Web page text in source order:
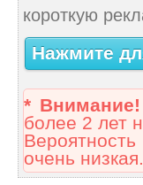
короткую
Нажмите
* Внимание!
более 2 лет
очень низкая.